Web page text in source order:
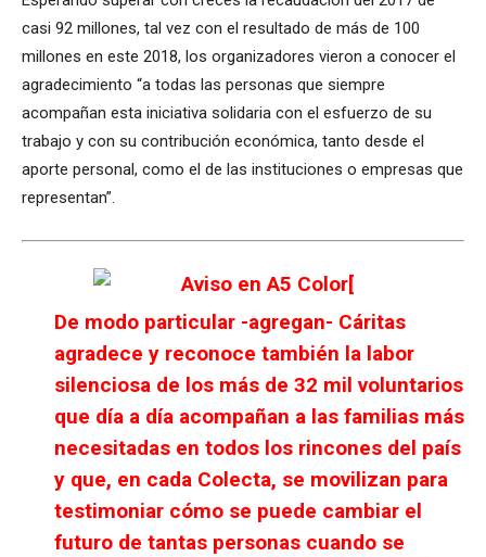
casi 92 millones, tal vez con el resultado de más de 100
millones en este 2018, los organizadores vieron a conocer el
agradecimiento “a todas las personas que siempre
acompañan esta iniciativa solidaria con el esfuerzo de su
trabajo y con su contribución económica, tanto desde el
aporte personal, como el de las instituciones o empresas que
representan”.
De modo particular -agregan- Cáritas
agradece y reconoce también la labor
silenciosa de los más de 32 mil voluntarios
que día a día acompañan a las familias más
necesitadas en todos los rincones del país
y que, en cada Colecta, se movilizan para
testimoniar cómo se puede cambiar el
futuro de tantas personas cuando se